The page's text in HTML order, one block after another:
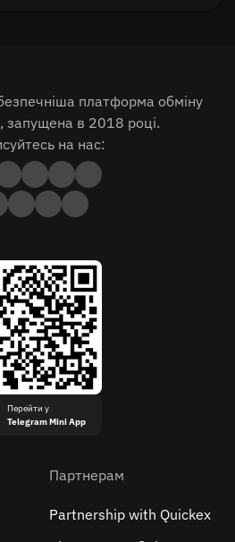
платформа обміну
запущена в 2018 році.
на нас:
Перейти у
Telegram Mini App
Партнерам
Partnership with Quickex